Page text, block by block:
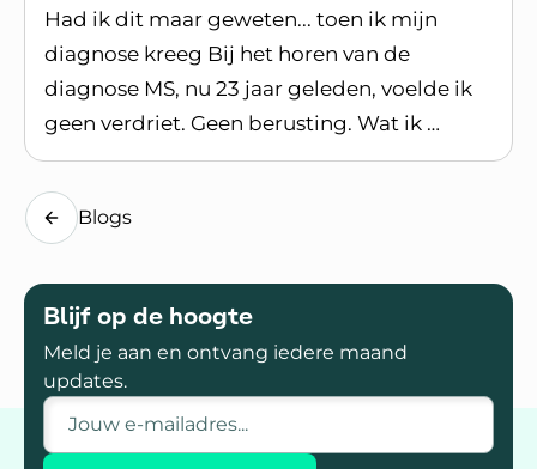
Had ik dit maar geweten... toen ik mijn
diagnose kreeg Bij het horen van de
diagnose MS, nu 23 jaar geleden, voelde ik
geen verdriet. Geen berusting. Wat ik …
Lees blogpost
Blogs
Blijf op de hoogte
Meld je aan en ontvang iedere maand
updates.
E-mailadres